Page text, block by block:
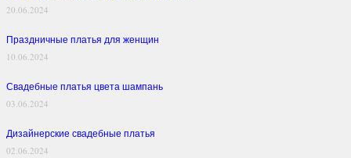
20.06.2024
Праздничные платья для женщин
10.06.2024
Свадебные платья цвета шампань
03.06.2024
Дизайнерские свадебные платья
02.06.2024